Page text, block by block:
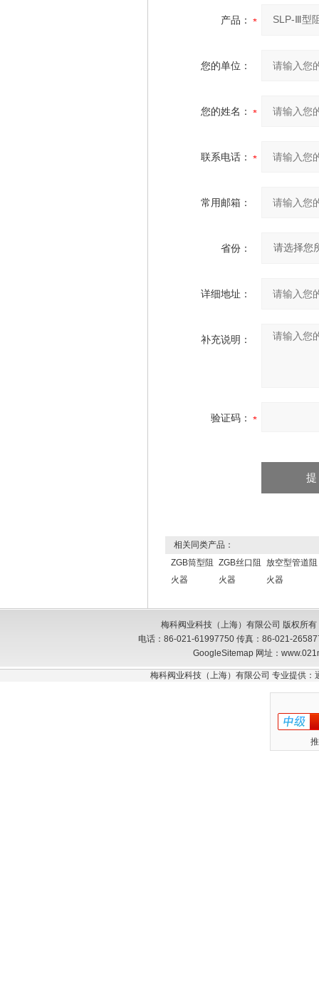
产品：
您的单位：
您的姓名：
联系电话：
常用邮箱：
省份：
详细地址：
补充说明：
验证码：
相关同类产品：
ZGB筒型阻
火器
ZGB丝口阻
火器
放空型管道阻
火器
梅科阀业科技（上海）有限公司 版权所
电话：86-021-61997750 传真：86-021-
GoogleSitemap网址：
梅科阀业科技（上海）有限公司 专业提供